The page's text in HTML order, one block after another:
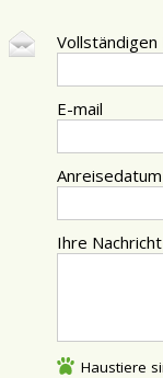
Vollständigen
E-mail
Anreisedatum
Ihre Nachricht
Haustiere